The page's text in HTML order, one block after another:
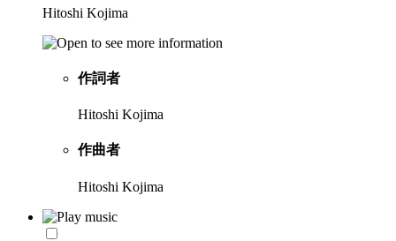
Hitoshi Kojima
作詞者
Hitoshi Kojima
作曲者
Hitoshi Kojima